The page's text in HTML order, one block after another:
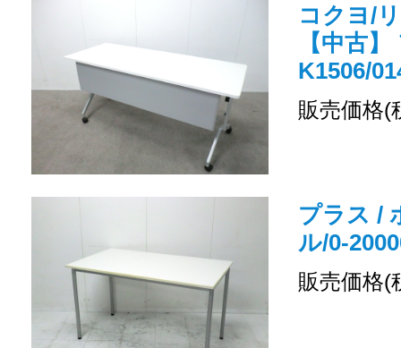
コクヨ/
【中古
K1506/
販売価格(
プラス /
ル/0-
販売価格(